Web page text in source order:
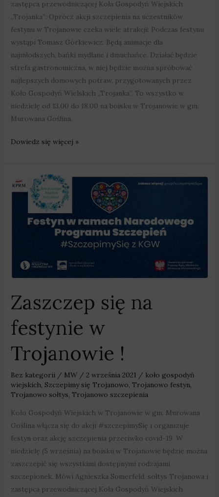
zastępca przewodniczącej Koła Gospodyń Wiejskich
„Trojanka”: Oprócz akcji szczepienia na uczestników
festynu w Trojanowie czeka wiele atrakcji: Podczas festynu
wystąpi Tomasz Górkiewicz. Będą animacje dla
najmłodszych, bańki mydlane i dmuchańce. Działać będzie
strefa gastronomiczna, w niej będzie można spróbować
najlepszych domowych potraw, przygotowanych przez
Koło Gospodyń Wielskich „Trojanka”. To wszystko w
niedzielę od 13.00 do 18.00 na boisku w Trojanowie w gm.
Murowana Goślina.
Dowiedz się więcej »
Zaszczep się na
festynie w
Trojanowie !
Bez kategorii/ MW / 2 września 2021 / koło gospodyń
wiejskich, Szczepimy się Trojanowo, Trojanowo festyn,
Trojanowo sołtys, Trojanowo szczepienia
Koło Gospodyń Wiejskich w Trojanowie w gm. Murowana
Goślina włącza się do akcji #szczepimySię i organizuje
festyn oraz akcję szczepienia przeciwko covid-19. W
niedzielę (5 września) na boisku w Trojanowie będzie można
zaszczepić się wszystkimi dostępnymi rodzajami
szczepionek. Mówi Agnieszka Somerfeld, sołtys Trojanowa i
zastępca przewodniczącej Koła Gospodyń Wiejskich
Zaszczep
się
festynie